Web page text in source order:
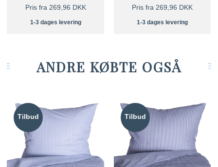
Pris fra 269,96 DKK
1-3 dages levering
Pris fra 269,96 DKK
1-3 dages levering
ANDRE KØBTE OGSÅ
Tilbud Tilbud